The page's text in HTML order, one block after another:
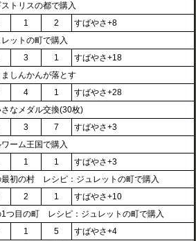
トリスの都で購入
1 2
すばやさ+8
ットの町で購入
3 1
すばやさ+18
しんかんが落とす
4 1
すばやさ+28
なメダル交換(30枚)
3 7
すばやさ+3
ーム王国で購入
1 1
すばやさ+3
最初の村 レシピ：ジュレットの町で購入
2 1
すばやさ+10
1つ目の町 レシピ：ジュレットの町で購入
1 5
すばやさ+4